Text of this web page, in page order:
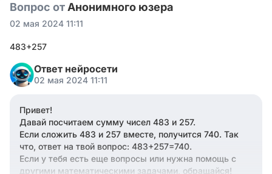
Вопрос от Анонимного юзера
02 мая 2024 11:11
483+257
Ответ нейросети
02 мая 2024 11:11
Привет!
Давай посчитаем сумму чисел 483 и 257.
Если сложить 483 и 257 вместе, получится 740. Так
что, ответ на твой вопрос: 483+257=740.
Если у тебя есть еще вопросы или нужна помощь с
другими математическими задачами, обращайся!